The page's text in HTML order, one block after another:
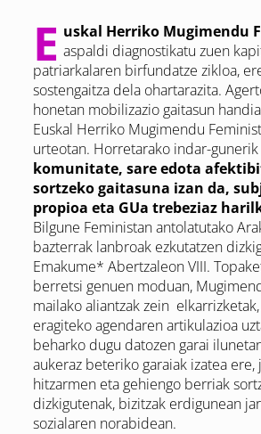
E uskal Herriko Mugimendu
aspaldi diagnostikatu zuen
patriarkalaren birfundatze zikloa,
sostengaitza dela ohartarazita.
honetan mobilizazio gaitasun
Euskal Herriko Mugimendu
urteotan. Horretarako indar-gunerik
komunitate, sare edota
sortzeko gaitasuna izan da,
propioa eta GUa trebeziaz
Bilgune Feministan antolatutako
bazterrak lanbroak ezkutatzen
Emakume* Abertzaleon VIII.
berretsi genuen moduan,
mailako aliantzak zein
eragiteko agendaren artikulazioa
beharko dugu datozen garai
aukeraz beteriko garaiak izatea
hitzarmen eta gehiengo berriak
dizkigutenak, bizitzak erdigunean
sozialaren norabidean.